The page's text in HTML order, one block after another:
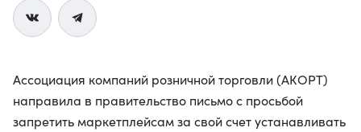
Ассоциация компаний розничной торговли (АКОРТ)
направила в правительство письмо с просьбой
запретить маркетплейсам за свой счет устанавливать